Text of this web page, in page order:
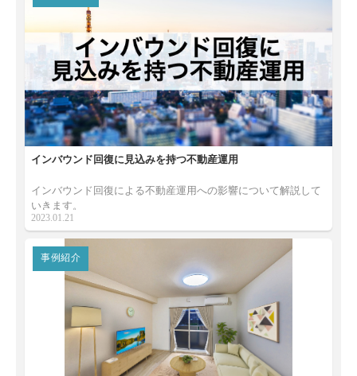
インバウンド回復に見込みを持つ不動産運用
インバウンド回復による不動産運用への影響について解説して
いきます。
2023.01.21
事例紹介